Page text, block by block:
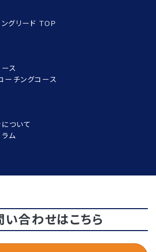
グリード TOP
ス
ーチングコース
ついて
ム
い合わせはこちら